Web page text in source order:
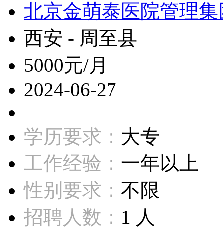
北京金萌泰医院管理
西安 - 周至县
5000元/月
2024-06-27
学历要求： 大专
工作经验： 一年以上
性别要求： 不限
招聘人数： 1 人